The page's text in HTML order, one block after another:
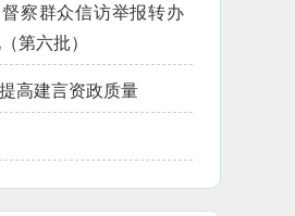
察群众信访举报转办
第六批）
高建言资政质量